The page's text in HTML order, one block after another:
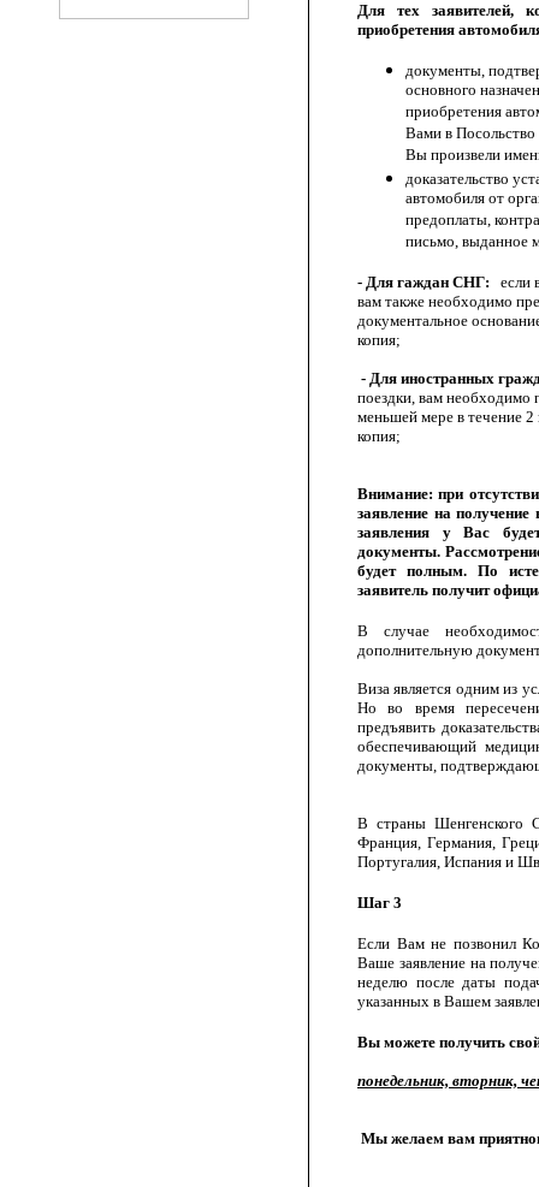
Для тех заявителей,
приобретения
документы,
основного
приобретения
Вами в
Вы произвели
доказательство
автомобиля от
предоплаты,
письмо, выданное
- Для гаждан СНГ:
если
вам также необходимо
документальное
копия;
- Для иностранных
поездки, вам необходимо
меньшей мере в течение
копия;
Внимание: при
заявление на получение
заявления у Вас
документы.
будет полным. По
заявитель получит
В случае
дополнительную
Виза является одним из
Но во время
предъявить
обеспечивающий
документы,
В страны Шенгенского
Франция, Германия,
Португалия, Испания и
Шаг 3
Если Вам не позвонил
Ваше заявление на
неделю после даты
указанных в Вашем
Вы можете получить
понедельник, вторник,
Мы желаем вам